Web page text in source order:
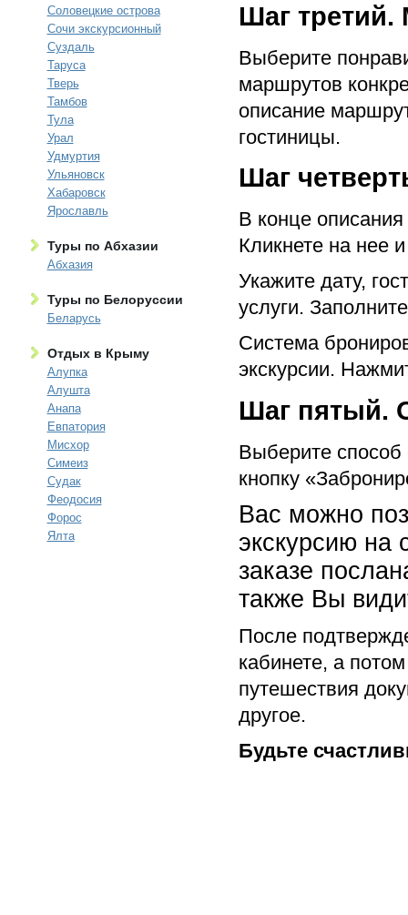
Соловецкие острова
Сочи экскурсионный
Суздаль
Таруса
Тверь
Тамбов
Тула
Урал
Удмуртия
Ульяновск
Хабаровск
Ярославль
Туры по Абхазии
Абхазия
Туры по Белоруссии
Беларусь
Отдых в Крыму
Алупка
Алушта
Анапа
Евпатория
Мисхор
Симеиз
Судак
Феодосия
Форос
Ялта
Шаг третий.
Выберите
маршрутов
описание
гостиницы.
Шаг
В конце
Кликнете на нее
Укажите дату,
услуги.
Система
экскурсии.
Шаг пятый.
Выберите способ
кнопку
Вас можно
экскурсию на
заказе
также Вы
После
кабинете, а
путешествия
другое.
Будьте